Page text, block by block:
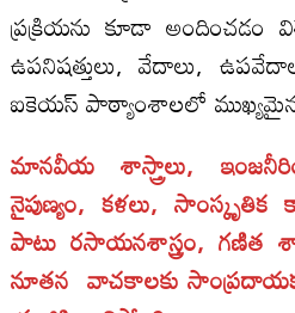
ప్రక్రియను కూడా అందించడం
ఉపనిషత్తులు, వేదాలు,
ఐకెయస్‌ పాఠ్యాంశాలలో
మానవీయ శాస్త్రాలు,
నైపుణ్యం, కళలు,
పాటు రసాయనశాస్త్రం, గణిత
నూతన వాచకాలకు